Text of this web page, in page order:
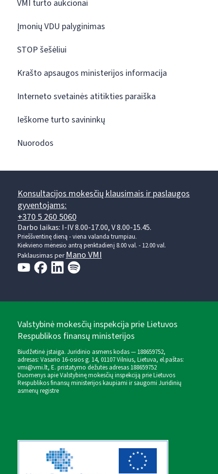
VMI turto aukcionai
Įmonių VDU palyginimas
STOP šešėliui
Krašto apsaugos ministerijos informacija
Interneto svetainės atitikties paraiška
Ieškome turto savininkų
Nuorodos
Konsultacijos mokesčių klausimais ir paslaugos
gyventojams:
+370 5 260 5060
Darbo laikas: I-IV 8.00-17.00, V 8.00-15.45.
Prieššventinę dieną - viena valanda trumpiau.
Kiekvieno mėnesio antrą penktadienį 8.00 val. - 12.00 val.
Paklausimas per Mano VMI
Valstybinė mokesčių inspekcija prie Lietuvos
Respublikos finansų ministerijos
Biudžetinė įstaiga. Juridinio asmens kodas — 188659752,
adresas: Vasario 16-osios g. 14, 01107 Vilnius, Lietuva, el.paštas:
vmi@vmi.lt, E. pristatymo dėžutės adresas 188659752
Duomenys apie Valstybinę mokesčių inspekciją prie Lietuvos
Respublikos finansų ministerijos kaupiami ir saugomi Juridinių
asmenų registre